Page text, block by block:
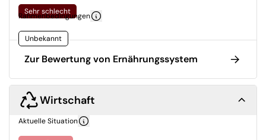
Sehr schlecht
Rahmenbedingungen
Unbekannt
Zur Bewertung von Ernährungssystem
Wirtschaft
Aktuelle Situation